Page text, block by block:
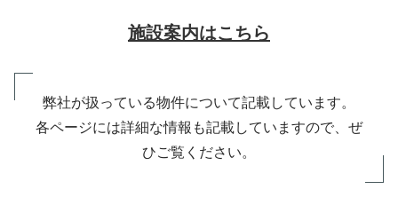
施設案内はこちら
弊社が扱っている物件について記載しています。
各ページには詳細な情報も記載していますので、ぜ
ひご覧ください。